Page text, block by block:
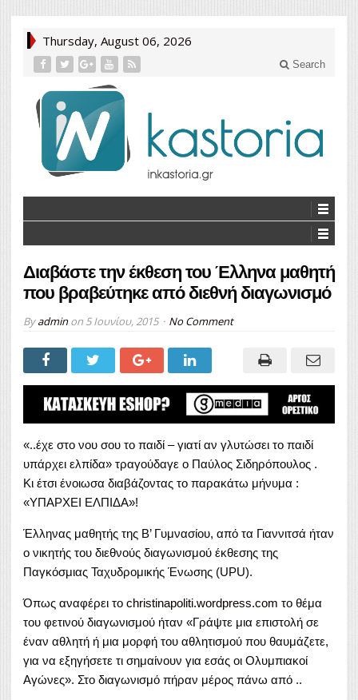
Thursday, August 06, 2026
Search
Διαβάστε την έκθεση του Έλληνα μαθητή
που βραβεύτηκε από διεθνή διαγωνισμό
Byadminon 5 Ιουνίου, 2015 No Comment
«..έχε στο νου σου το παιδί – γιατί αν γλυτώσει το παιδί
υπάρχει ελπίδα» τραγούδαγε ο Παύλος Σιδηρόπουλος .
Κι έτσι ένοιωσα διαβάζοντας το παρακάτω μήνυμα :
«ΥΠΑΡΧΕΙ ΕΛΠΙΔΑ»!
Έλληνας μαθητής της Β’ Γυμνασίου, από τα Γιαννιτσά ήταν
ο νικητής του διεθνούς διαγωνισμού έκθεσης της
Παγκόσμιας Ταχυδρομικής Ένωσης (UPU).
Όπως αναφέρει το christinapoliti.wordpress.com το θέμα
του φετινού διαγωνισμού ήταν «Γράψτε μια επιστολή σε
έναν αθλητή ή μια μορφή του αθλητισμού που θαυμάζετε,
για να εξηγήσετε τι σημαίνουν για εσάς οι Ολυμπιακοί
Αγώνες». Στο διαγωνισμό πήραν μέρος πάνω από ..